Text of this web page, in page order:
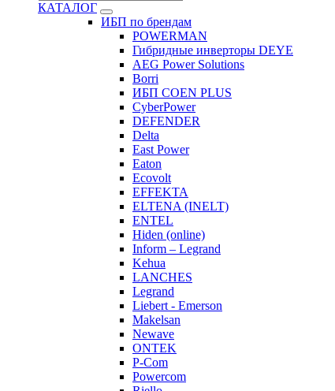
КАТАЛОГ
ИБП по брендам
POWERMAN
Гибридные инверторы DEYE
AEG Power Solutions
Borri
ИБП COEN PLUS
CyberPower
DEFENDER
Delta
East Power
Eaton
Ecovolt
EFFEKTA
ELTENA (INELT)
ENTEL
Hiden (online)
Inform – Legrand
Kehua
LANCHES
Legrand
Liebert - Emerson
Makelsan
Newave
ONTEK
P-Com
Powercom